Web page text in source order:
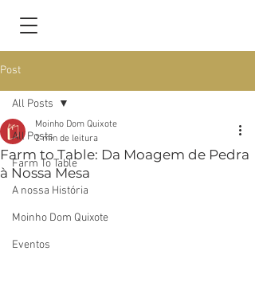
Post
All Posts
Farm To Table
A nossa História
Moinho Dom Quixote
Eventos
All Posts
Farm to Table: Da Moagem de Pedra
à Nossa Mesa
Moinho Dom Quixote
2 min de leitura